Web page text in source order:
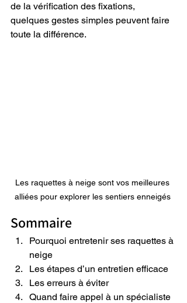
de la vérification des fixations,
quelques gestes simples peuvent faire
toute la différence.
Les raquettes à neige sont vos meilleures
alliées pour explorer les sentiers enneigés
Sommaire
Pourquoi entretenir ses raquettes à
neige
Les étapes d’un entretien efficace
Les erreurs à éviter
Quand faire appel à un spécialiste